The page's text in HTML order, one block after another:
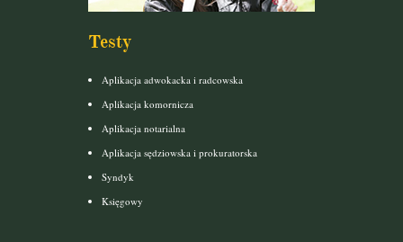
Testy
Aplikacja adwokacka i radcowska
Aplikacja komornicza
Aplikacja notarialna
Aplikacja sędziowska i prokuratorska
Syndyk
Księgowy